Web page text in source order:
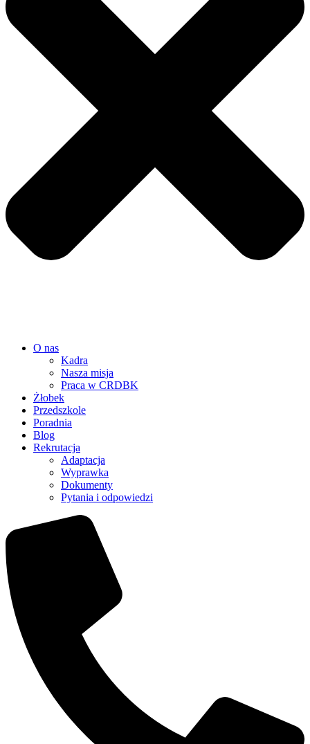
O nas
Kadra
Nasza misja
Praca w CRDBK
Żłobek
Przedszkole
Poradnia
Blog
Rekrutacja
Adaptacja
Wyprawka
Dokumenty
Pytania i odpowiedzi